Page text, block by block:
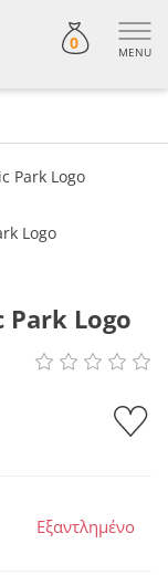
0 MENU
Park Logo
Park Logo
Εξαντλημένο